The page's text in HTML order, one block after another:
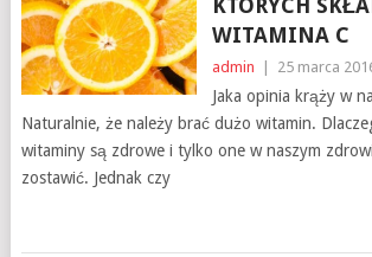
KTÓRYCH
WITAMINA C
admin 25 marca
Jaka opinia krąży w
Naturalnie, że należy brać dużo witamin.
witaminy są zdrowe i tylko one w naszym
zostawić. Jednak czy